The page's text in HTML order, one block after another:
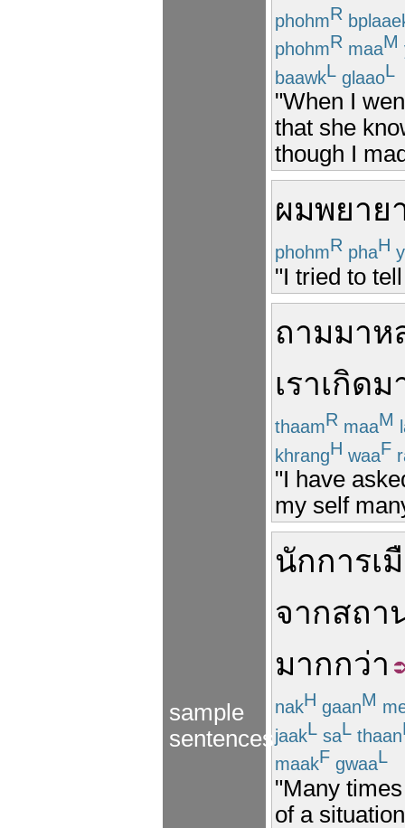
sample
sentences
phohmR
phohmR maaM
baawkL glaaoL
"When I
that she
though I
ผมพยาย
phohmR phaH
"I tried to
ถามมาห
เราเกิดม
thaamR maaM
khrangH waaF
"I have
my self
นักการเ
จากสถา
มากกว่า
nakH gaanM
jaakL saL thaan
maakF gwaaL
"Many
of a